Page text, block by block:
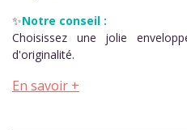
✨Notre conseil :
Choisissez une jolie
d'originalité.
En savoir +